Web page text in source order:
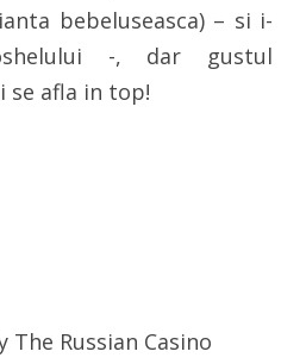
bebeluseasca) – si i-
-, dar gustul
se afla in top!
The Russian Casino